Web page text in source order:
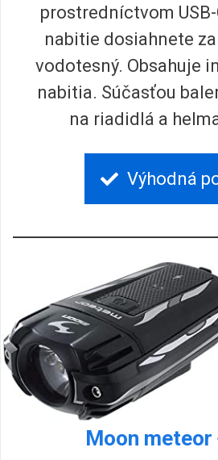
prostredníctvom
nabitie dosiahnete
vodotesný. Obsahuje
nabitia. Súčasťou
na riadidlá a
Výhodná
Moon meteor